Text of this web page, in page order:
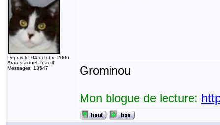
Depuis le: 04 octobre 2006
Status actuel: Inactif
Messages: 13547
Grominou
Mon blogue de lecture: